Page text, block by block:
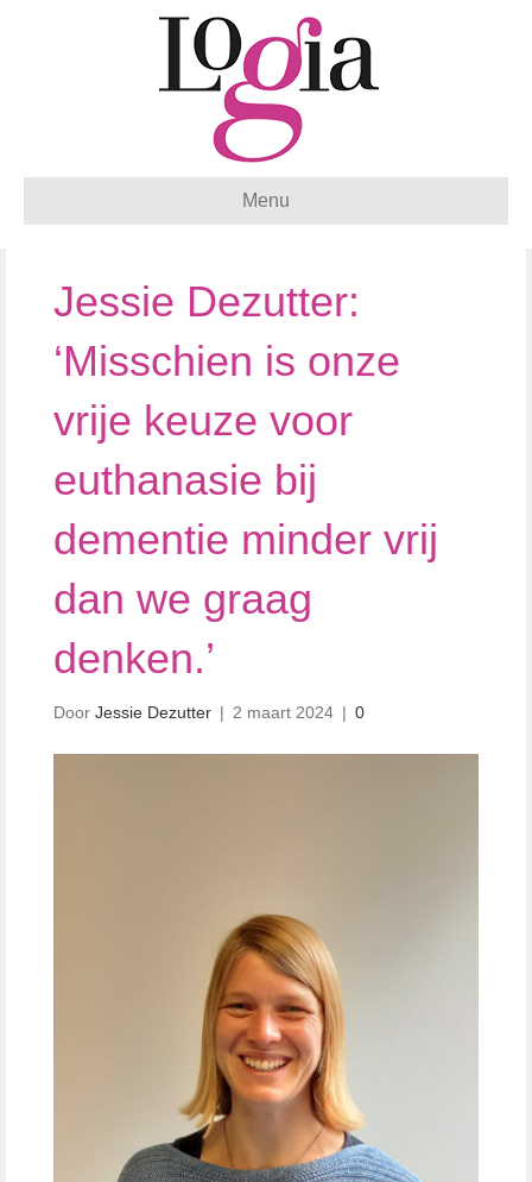
Menu
Jessie Dezutter:
‘Misschien is onze
vrije keuze voor
euthanasie bij
dementie minder vrij
dan we graag
denken.’
Door Jessie Dezutter | 2 maart 2024 | 0